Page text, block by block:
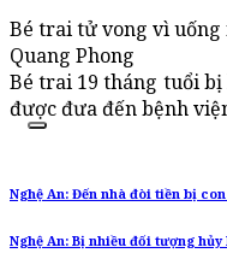
Bé trai tử vong vì uống
Quang Phong
Bé trai 19 tháng tuổi
được đưa đến bệnh
Nghệ An: Đến nhà đòi tiền bị
Nghệ An: Bị nhiều đối tượng